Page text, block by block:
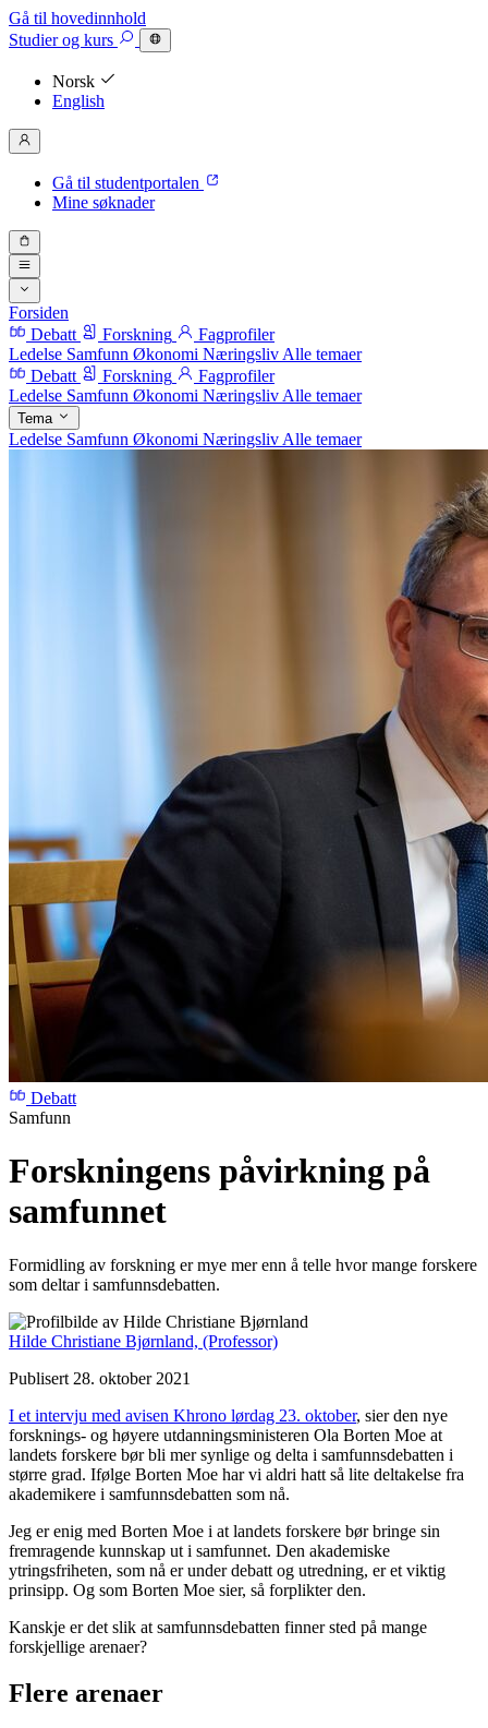
Gå til hovedinnhold
Studierog kurs
Norsk
English
Gå til studentportalen
Mine søknader
Forsiden
Debatt
Forskning
Fagprofiler
Ledelse Samfunn Økonomi Næringsliv Alle temaer
Debatt
Forskning
Fagprofiler
Ledelse Samfunn Økonomi Næringsliv Alle temaer
Tema
Ledelse Samfunn Økonomi Næringsliv Alle temaer
Debatt
Samfunn
Forskningens påvirkning på
samfunnet
Formidling av forskning er mye mer enn å telle hvor mange forskere
som deltar i samfunnsdebatten.
Hilde Christiane Bjørnland, (Professor)
Publisert 28. oktober 2021
I et intervju med avisen Khrono lørdag 23. oktober, sier den nye
forsknings- og høyere utdanningsministeren Ola Borten Moe at
landets forskere bør bli mer synlige og delta i samfunnsdebatten i
større grad. Ifølge Borten Moe har vi aldri hatt så lite deltakelse fra
akademikere i samfunnsdebatten som nå.
Jeg er enig med Borten Moe i at landets forskere bør bringe sin
fremragende kunnskap ut i samfunnet. Den akademiske
ytringsfriheten, som nå er under debatt og utredning, er et viktig
prinsipp. Og som Borten Moe sier, så forplikter den.
Kanskje er det slik at samfunnsdebatten finner sted på mange
forskjellige arenaer?
Flere arenaer